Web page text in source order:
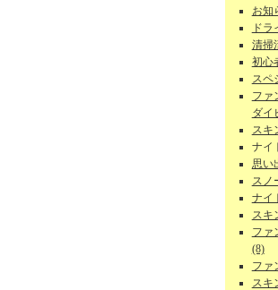
お知
ド
清掃
初心
スペ
ファ
ダイ
スキ
ナイ
思い
スノ
ナイ
スキ
ファ
(8)
ファ
スキ